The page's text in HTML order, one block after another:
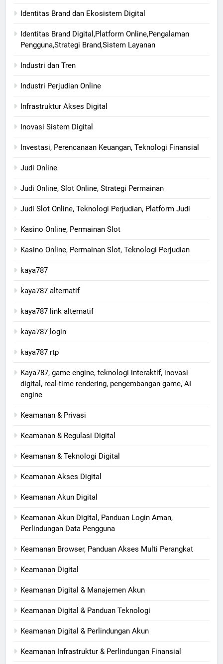
Identitas Brand dan Ekosistem Digital
Identitas Brand Digital,Platform Online,Pengalaman
Pengguna,Strategi Brand,Sistem Layanan
Industri dan Tren
Industri Perjudian Online
Infrastruktur Akses Digital
Inovasi Sistem Digital
Investasi, Perencanaan Keuangan, Teknologi Finansial
Judi Online
Judi Online, Slot Online, Strategi Permainan
Judi Slot Online, Teknologi Perjudian, Platform Judi
Kasino Online, Permainan Slot
Kasino Online, Permainan Slot, Teknologi Perjudian
kaya787
kaya787 alternatif
kaya787 link alternatif
kaya787 login
kaya787 rtp
Kaya787, game engine, teknologi interaktif, inovasi
digital, real-time rendering, pengembangan game, AI
engine
Keamanan & Privasi
Keamanan & Regulasi Digital
Keamanan & Teknologi Digital
Keamanan Akses Digital
Keamanan Akun Digital
Keamanan Akun Digital, Panduan Login Aman,
Perlindungan Data Pengguna
Keamanan Browser, Panduan Akses Multi Perangkat
Keamanan Digital
Keamanan Digital & Manajemen Akun
Keamanan Digital & Panduan Teknologi
Keamanan Digital & Perlindungan Akun
Keamanan Infrastruktur & Perlindungan Finansial